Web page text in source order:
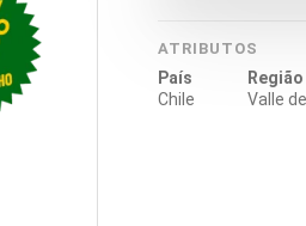
ATRIBUTOS
País
Chile
Região
Valle